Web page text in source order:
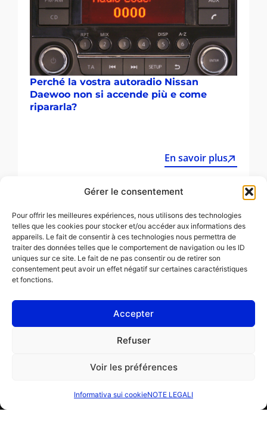
Gérer le consentement
Pour offrir les meilleures expériences, nous utilisons des technologies
telles que les cookies pour stocker et/ou accéder aux informations des
appareils. Le fait de consentir à ces technologies nous permettra de
traiter des données telles que le comportement de navigation ou les ID
uniques sur ce site. Le fait de ne pas consentir ou de retirer son
consentement peut avoir un effet négatif sur certaines caractéristiques
et fonctions.
Accepter
Refuser
Voir les préférences
Informativa sui cookieNOTE LEGALI
PROFESSIONISTA
Ordina una riparazione
PRIVATO
Trova un'officina
Perché la vostra autoradio Nissan
Daewoo non si accende più e come
ripararla?
En savoir plus
Tutti gli articoli